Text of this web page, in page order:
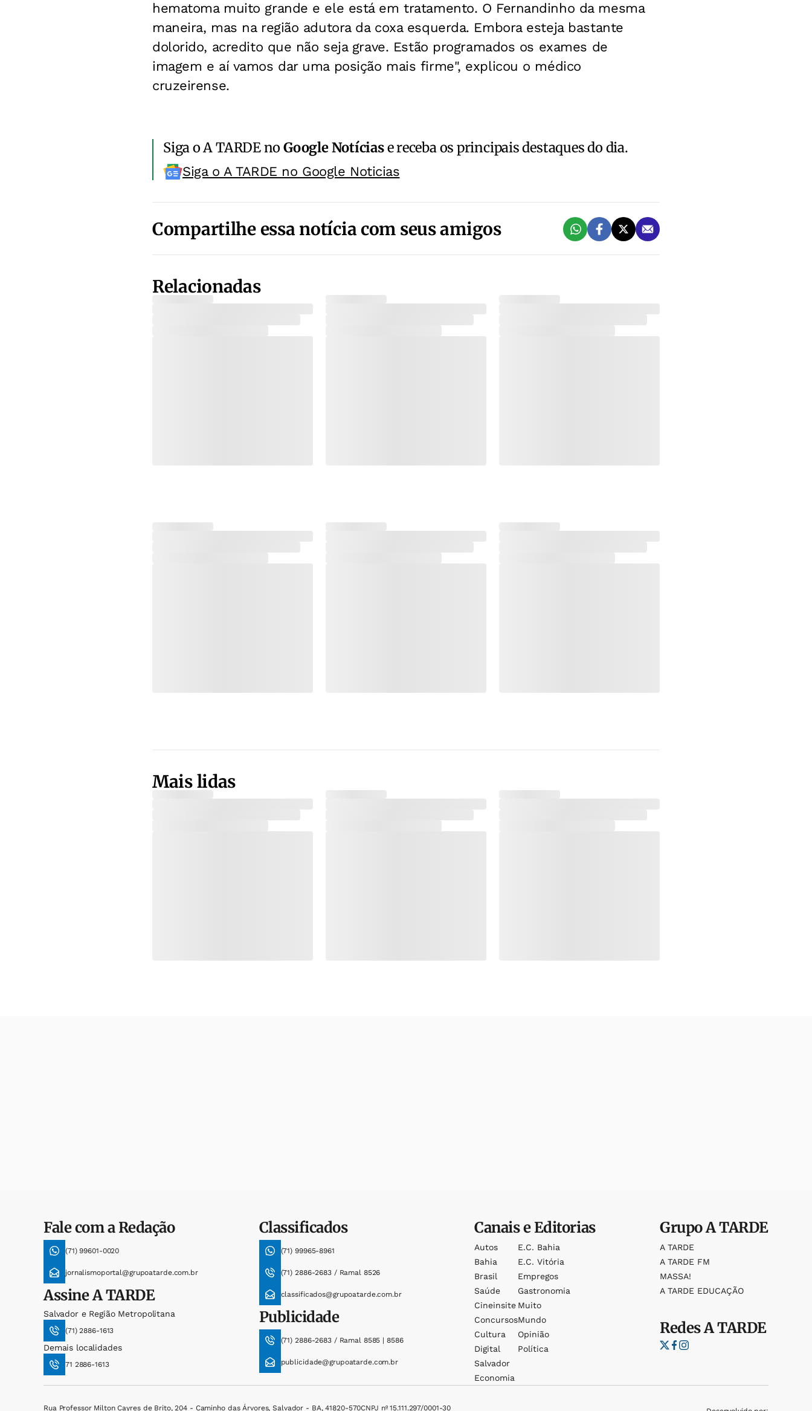
hematoma muito grande e ele está em tratamento. O Fernandinho da mesma
maneira, mas na região adutora da coxa esquerda. Embora esteja bastante
dolorido, acredito que não seja grave. Estão programados os exames de
imagem e aí vamos dar uma posição mais firme", explicou o médico
cruzeirense.
Siga o A TARDE noGoogle Notíciase receba os principais destaques do dia.
Siga o A TARDE no Google Noticias
Compartilhe essa notícia com seus amigos
Relacionadas
Mais lidas
Fale com a Redação
(71) 99601-0020
jornalismoportal@grupoatarde.com.br
AssineA TARDE
Salvador e Região Metropolitana
(71) 2886-1613
Demais localidades
71 2886-1613
Classificados
(71) 99965-8961
(71) 2886-2683 / Ramal 8526
classificados@grupoatarde.com.br
Publicidade
(71) 2886-2683 / Ramal 8585 | 8586
publicidade@grupoatarde.com.br
Canais e Editorias
Autos
Bahia
Brasil
Saúde
Cineinsite
Concursos
Cultura
Digital
Salvador
Economia
E.c. Bahia
E.c. Vitória
Empregos
Gastronomia
Muito
Mundo
Opinião
Política
GrupoA TARDE
A TARDE
A TARDE FM
MASSA!
A TARDE EDUCAÇÃO
RedesA TARDE
Rua Professor Milton Cayres de Brito, 204 - Caminho das Árvores, Salvador - BA, 41820-570CNPJ nº 15.111.297/0001-30